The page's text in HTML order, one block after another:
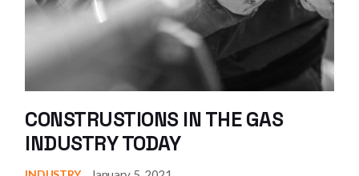
CONSTRUSTIONS IN THE GAS
INDUSTRY TODAY